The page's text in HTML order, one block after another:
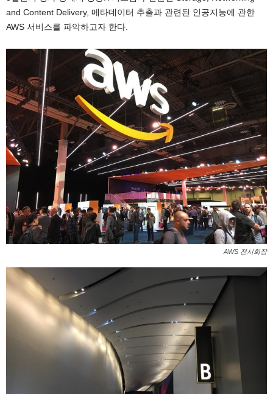
and Content Delivery, 메타데이터 추출과 관련된 인공지능에 관한
AWS 서비스를 파악하고자 한다.
AWS 전시회장